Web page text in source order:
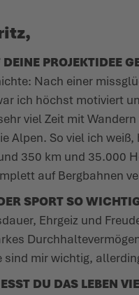
PROJEKTIDEE
Nach einer
ich höchst motiviert
viel Zeit mit
Alpen. So viel ich
350 km und 35.000
auf Bergbahnen
SPORT SO
Ehrgeiz und
sind mir wichtig,
DU DAS LEBEN